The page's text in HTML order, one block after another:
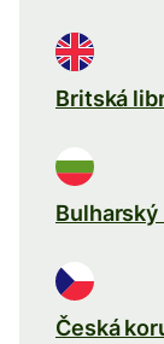
Britská
Bulharský
Česká